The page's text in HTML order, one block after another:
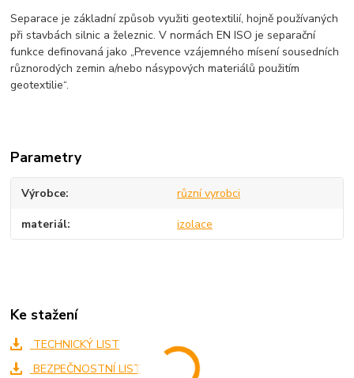
Separace je základní způsob využiti geotextilií, hojně používaných
při stavbách silnic a železnic. V normách EN ISO je separační
funkce definovaná jako „Prevence vzájemného mísení sousedních
různorodých zemin a/nebo násypových materiálů použitím
geotextilie“.
Parametry
Výrobce různí vyrobci
materiál izolace
Ke stažení
TECHNICKÝ LIST
BEZPEČNOSTNÍ LIST